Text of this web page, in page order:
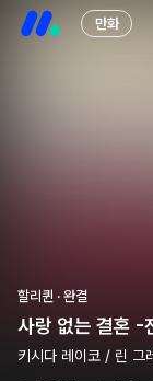
만화
할리퀸 · 완결
사랑 없는 결혼 -
키시다 레이코 / 린 그